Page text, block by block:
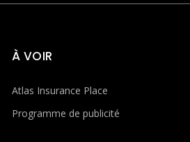
À VOIR
Atlas Insurance Place
Programme de publicité